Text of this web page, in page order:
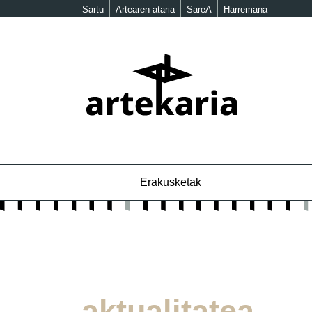
Sartu Artearen ataria SareA Harremana
Erakusketak